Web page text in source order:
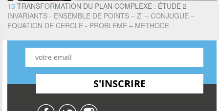
13 TRANSFORMATION DU PLAN COMPLEXE : ÉTUDE 2
INVARIANTS - ENSEMBLE DE POINTS – Z’ – CONJUGUE –
EQUATION DE CERCLE - PROBLEME – METHODE